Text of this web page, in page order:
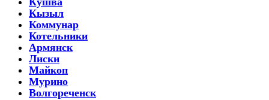
Кызыл
Коммунар
Котельники
Армянск
Лиски
Майкоп
Мурино
Волгореченск